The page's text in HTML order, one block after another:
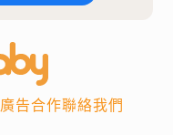
廣告合作聯絡我們